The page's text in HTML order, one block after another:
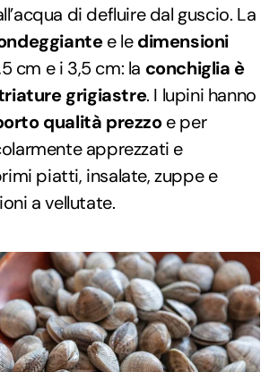
di defluire dal guscio. La
e ledimensioni
cm e i 3,5 cm: la conchiglia è
grigiastre. I lupini hanno
qualità prezzoe per
apprezzati e
piatti, insalate, zuppe e
a vellutate.